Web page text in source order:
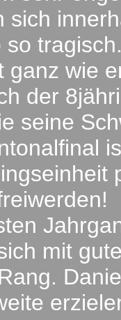
sich
so
ganz wie
der
seine
mit